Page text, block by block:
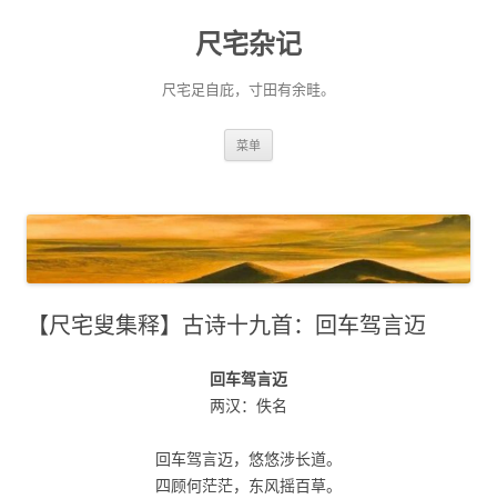
尺宅杂记
尺宅足自庇，寸田有余畦。
菜单
【尺宅叟集释】古诗十九首：回车驾言迈
回车驾言迈
两汉：佚名
回车驾言迈，悠悠涉长道。
四顾何茫茫，东风摇百草。